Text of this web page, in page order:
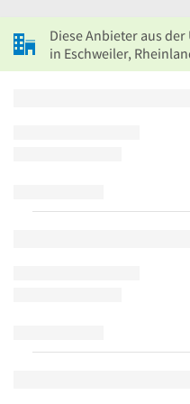
Diese Anbieter aus
in Eschweiler,